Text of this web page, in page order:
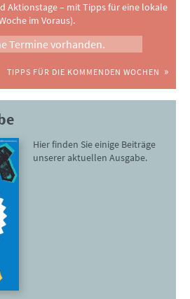
Aktionstage – mit Tipps für eine lokale
im Voraus).
Termine vorhanden.
TIPPS FÜR DIE KOMMENDEN WOCHEN
Hier finden Sie einige Beiträge
unserer aktuellen Ausgabe.